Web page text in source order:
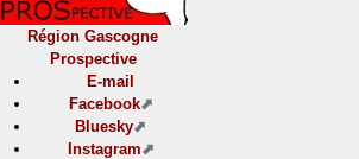
Région Gascogne
Prospective
E-mail
Facebook
Bluesky
Instagram